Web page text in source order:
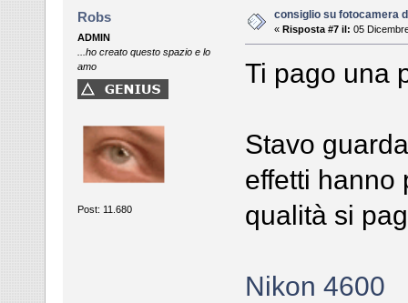
Robs
ADMIN
...ho creato questo spazio e lo
amo
Post: 11.680
consiglio su fotocamera
« Risposta #7 il: 05
Ti pago
Stavo
effetti hanno
qualità si
Nikon 4600